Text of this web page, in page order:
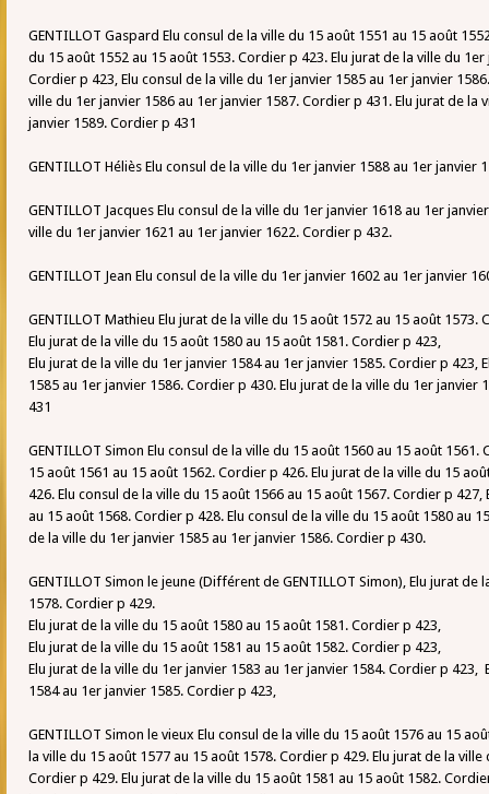
GENTILLOT Gaspard Elu consul de la ville du 15 août 1551 au 15 août
du 15 août 1552 au 15 août 1553. Cordier p 423. Elu jurat de la ville du
Cordier p 423, Elu consul de la ville du 1er janvier 1585 au 1er janvier
ville du 1er janvier 1586 au 1er janvier 1587. Cordier p 431. Elu jurat de la
janvier 1589. Cordier p 431
GENTILLOT Héliès Elu consul de la ville du 1er janvier 1588 au 1er janvier
GENTILLOT Jacques Elu consul de la ville du 1er janvier 1618 au 1er
ville du 1er janvier 1621 au 1er janvier 1622. Cordier p 432.
GENTILLOT Jean Elu consul de la ville du 1er janvier 1602 au 1er janvier
GENTILLOT Mathieu Elu jurat de la ville du 15 août 1572 au 15 août 1573.
Elu jurat de la ville du 15 août 1580 au 15 août 1581. Cordier p 423,
Elu jurat de la ville du 1er janvier 1584 au 1er janvier 1585. Cordier p 423,
1585 au 1er janvier 1586. Cordier p 430. Elu jurat de la ville du 1er janvier
431
GENTILLOT Simon Elu consul de la ville du 15 août 1560 au 15 août
15 août 1561 au 15 août 1562. Cordier p 426. Elu jurat de la ville du 15
426. Elu consul de la ville du 15 août 1566 au 15 août 1567. Cordier p
au 15 août 1568. Cordier p 428. Elu consul de la ville du 15 août 1580 au
de la ville du 1er janvier 1585 au 1er janvier 1586. Cordier p 430.
GENTILLOT Simon le jeune (Différent de GENTILLOT Simon), Elu jurat de
1578. Cordier p 429.
Elu jurat de la ville du 15 août 1580 au 15 août 1581. Cordier p 423,
Elu jurat de la ville du 15 août 1581 au 15 août 1582. Cordier p 423,
Elu jurat de la ville du 1er janvier 1583 au 1er janvier 1584. Cordier p 423,
1584 au 1er janvier 1585. Cordier p 423,
GENTILLOT Simon le vieux Elu consul de la ville du 15 août 1576 au 15
la ville du 15 août 1577 au 15 août 1578. Cordier p 429. Elu jurat de la
Cordier p 429. Elu jurat de la ville du 15 août 1581 au 15 août 1582.